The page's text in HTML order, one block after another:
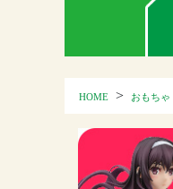
HOME > おもちゃ